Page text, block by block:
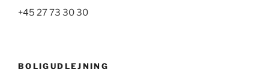
+45 27 73 30 30
BOLIGUDLEJNING